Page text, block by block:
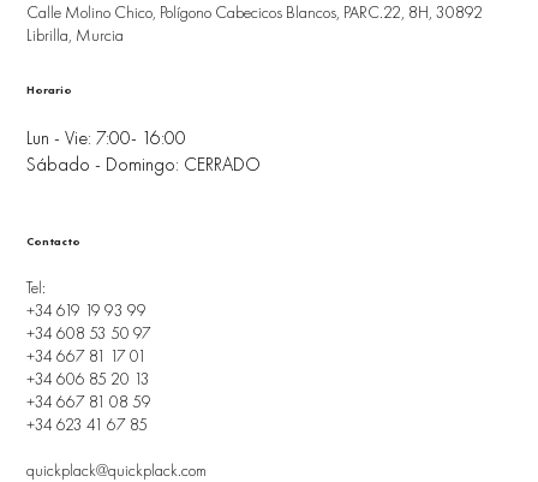
Calle Molino Chico, Polígono Cabecicos Blancos, PARC.22, 8H, 30892
Librilla, Murcia
Lun - Vie: 7:00- 16:00
Sábado - Domingo: CERRADO
Horario
Tel:
+34 619 19 93 99
+34 608 53 50 97
+34 667 81 17 01
+34 606 85 20 13
+34 667 81 08 59
+34 623 41 67 85
quickplack@quickplack.com
Contacto